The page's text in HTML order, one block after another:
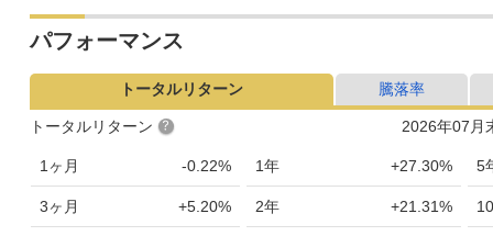
パフォーマンス
トータルリターン 騰落率
2026年07月
トータルリターン
1ヶ月 -0.22%
3ヶ月 +5.20%
1年 +27.30%
2年 +21.31%
5